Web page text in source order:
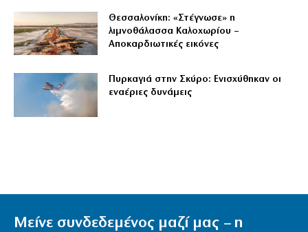
Θεσσαλονίκη: «Στέγνωσε» η
λιμνοθάλασσα Καλοχωρίου –
Αποκαρδιωτικές εικόνες
Πυρκαγιά στην Σκύρο: Ενισχύθηκαν οι
εναέριες δυνάμεις
Μείνε συνδεδεμένος μαζί μας – η